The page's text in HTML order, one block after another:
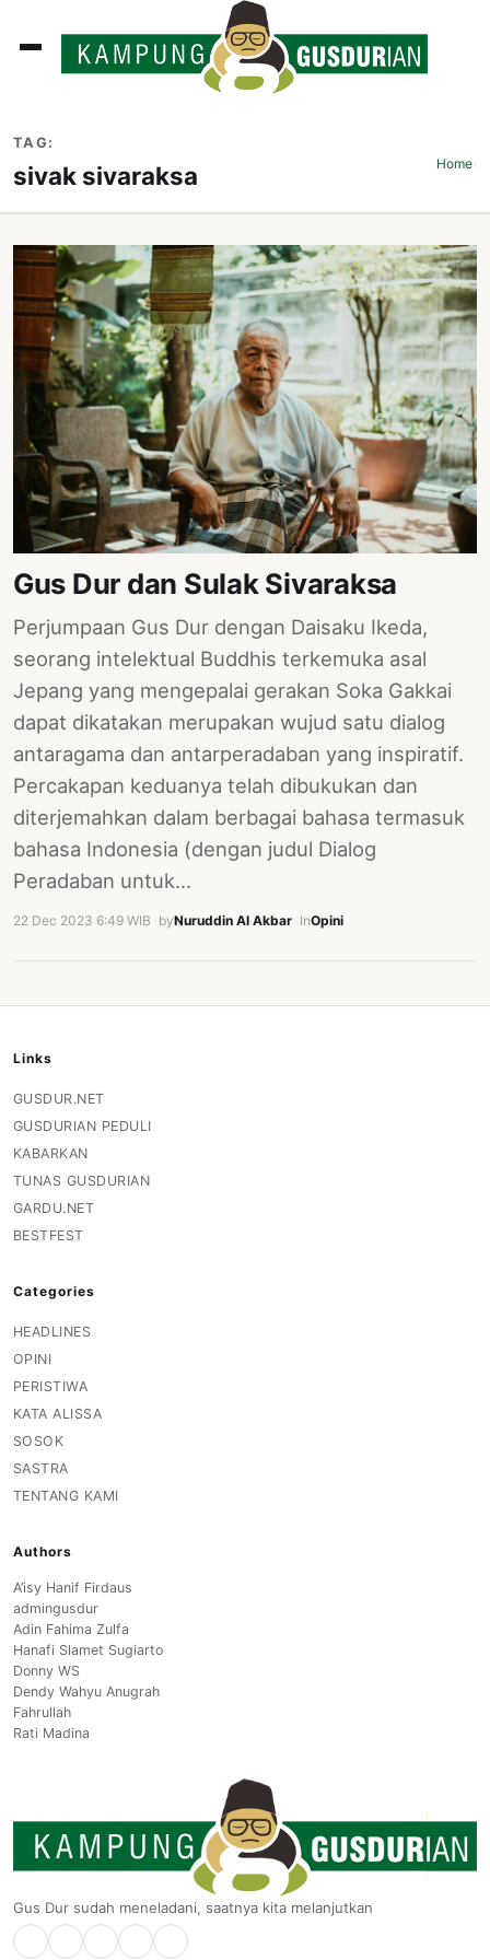
TAG:
sivak sivaraksa Home›
Gus Dur dan Sulak Sivaraksa
Perjumpaan Gus Dur dengan Daisaku Ikeda,
seorang intelektual Buddhis terkemuka asal
Jepang yang mengepalai gerakan Soka Gakkai
dapat dikatakan merupakan wujud satu dialog
antaragama dan antarperadaban yang inspiratif.
Percakapan keduanya telah dibukukan dan
diterjemahkan dalam berbagai bahasa termasuk
bahasa Indonesia (dengan judul Dialog
Peradaban untuk…
22 Dec 2023 6:49 WIB byNuruddin Al Akbar InOpini
Links
GUSDUR.NET
GUSDURIAN PEDULI
KABARKAN
TUNAS GUSDURIAN
GARDU.NET
BESTFEST
Categories
HEADLINES
OPINI
PERISTIWA
KATA ALISSA
SOSOK
SASTRA
TENTANG KAMI
Authors
A’isy Hanif Firdaus
admingusdur
Adin Fahima Zulfa
Hanafi Slamet Sugiarto
Donny WS
Dendy Wahyu Anugrah
Fahrullah
Rati Madina
Gus Dur sudah meneladani, saatnya kita melanjutkan